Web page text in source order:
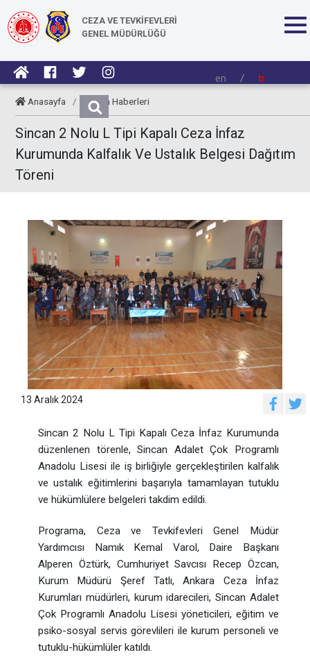
CEZA VE TEVKİFEVLERİ
GENEL MÜDÜRLÜĞÜ
en / tr
Anasayfa / Kurum Haberleri
Sincan 2 Nolu L Tipi Kapalı Ceza İnfaz
Kurumunda Kalfalık Ve Ustalık Belgesi Dağıtım
Töreni
13 Aralık 2024
Sincan 2 Nolu L Tipi Kapalı Ceza İnfaz Kurumunda
düzenlenen törenle, Sincan Adalet Çok Programlı
Anadolu Lisesi ile iş birliğiyle gerçekleştirilen kalfalık
ve ustalık eğitimlerini başarıyla tamamlayan tutuklu
ve hükümlülere belgeleri takdim edildi.
Programa, Ceza ve Tevkifevleri Genel Müdür
Yardımcısı Namık Kemal Varol, Daire Başkanı
Alperen Öztürk, Cumhuriyet Savcısı Recep Özcan,
Kurum Müdürü Şeref Tatlı, Ankara Ceza İnfaz
Kurumları müdürleri, kurum idarecileri, Sincan Adalet
Çok Programlı Anadolu Lisesi yöneticileri, eğitim ve
psiko-sosyal servis görevlileri ile kurum personeli ve
tutuklu-hükümlüler katıldı.